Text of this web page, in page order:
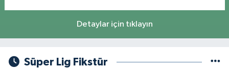
Detaylar için tıklayın
Süper Lig Fikstür